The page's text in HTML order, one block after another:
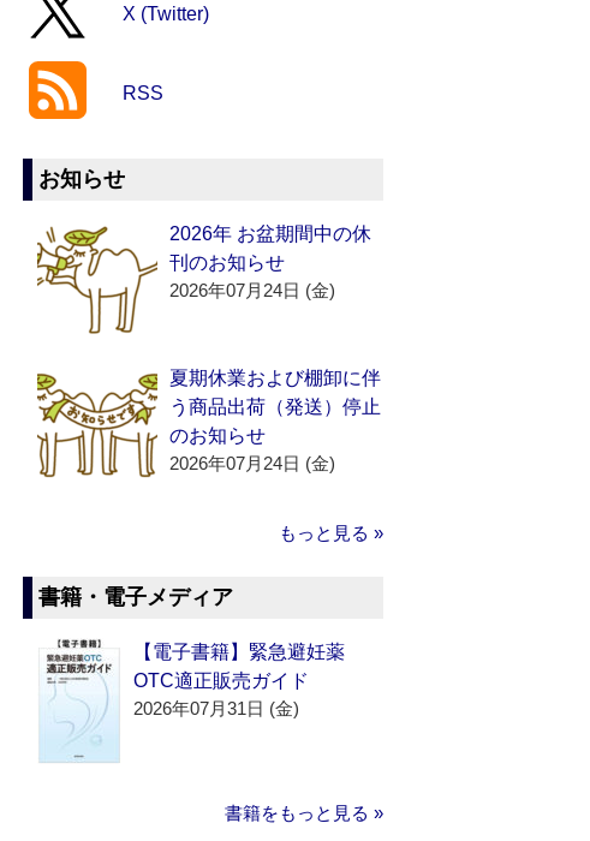
X (Twitter)
RSS
お知らせ
2026年 お盆期間中の休
刊のお知らせ
2026年07月24日 (金)
夏期休業および棚卸に伴
う商品出荷（発送）停止
のお知らせ
2026年07月24日 (金)
もっと見る »
書籍・電子メディア
【電子書籍】緊急避妊薬
OTC適正販売ガイド
2026年07月31日 (金)
書籍をもっと見る »